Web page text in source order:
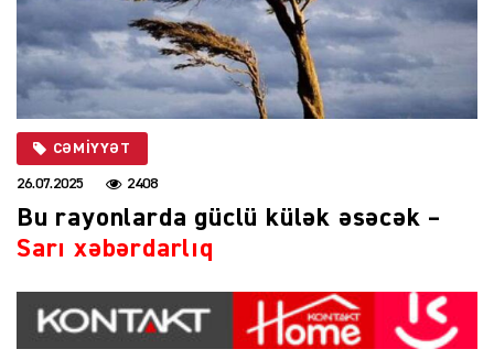
CƏMIYYƏT
26.07.2025 2408
Bu rayonlarda güclü külək əsəcək –
Sarı xəbərdarlıq